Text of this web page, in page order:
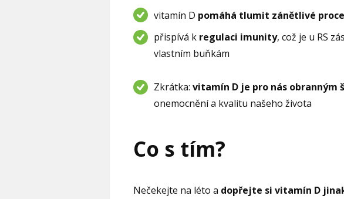
vitamín D pomáhá tlumit zánětlivé
přispívá k regulaci imunity, což je u RS
vlastním buňkám
Zkrátka: vitamín D je pro nás obranným
onemocnění a kvalitu našeho života
Co s tím?
Nečekejte na léto a dopřejte si vitamín D